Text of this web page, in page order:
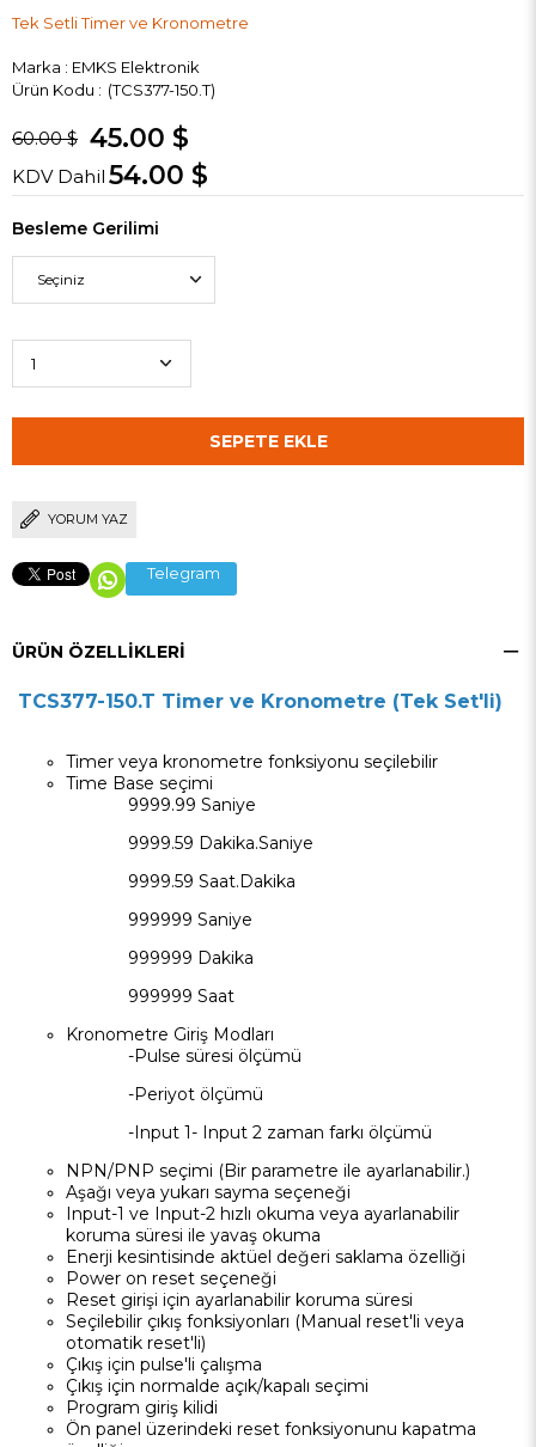
Tek Setli Timer ve Kronometre
Marka : EMKS Elektronik
(TCS377-150.T)
60.00 $ 45.00 $
KDV Dahil 54.00 $
Besleme Gerilimi
YORUM YAZ
Telegram
ÜRÜN ÖZELLIKLERI
TCS377-150.T Timer ve Kronometre (Tek Set'li)
Timer veya kronometre fonksiyonu seçilebilir
Time Base seçimi
9999.99 Saniye
9999.59 Dakika.Saniye
9999.59 Saat.Dakika
999999 Saniye
999999 Dakika
999999 Saat
Kronometre Giriş Modları
-Pulse süresi ölçümü
-Periyot ölçümü
-Input 1- Input 2 zaman farkı ölçümü
NPN/PNP seçimi (Bir parametre ile ayarlanabilir.)
Aşağı veya yukarı sayma seçeneği
Input-1 ve Input-2 hızlı okuma veya ayarlanabilir
koruma süresi ile yavaş okuma
Enerji kesintisinde aktüel değeri saklama özelliği
Power on reset seçeneği
Reset girişi için ayarlanabilir koruma süresi
Seçilebilir çıkış fonksiyonları (Manual reset'li veya
otomatik reset'li)
Çıkış için pulse'li çalışma
Çıkış için normalde açık/kapalı seçimi
Program giriş kilidi
Ön panel üzerindeki reset fonksiyonunu kapatma